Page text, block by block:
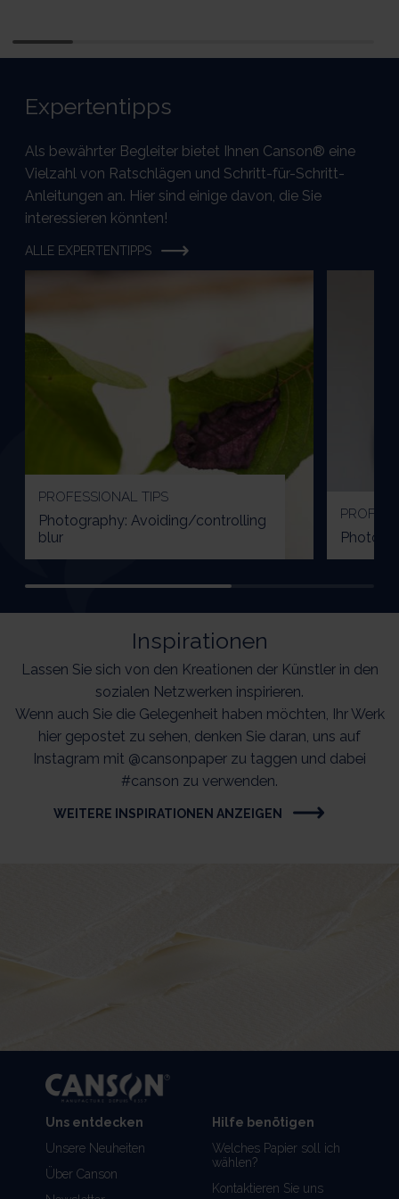
Expertentipps
Als bewährter Begleiter bietet Ihnen Canson® eine
Vielzahl von Ratschlägen und Schritt-für-Schritt-
Anleitungen an. Hier sind einige davon, die Sie
interessieren könnten!
ALLE EXPERTENTIPPS
PROFESSIONAL TIPS
Photography: Avoiding/controlling
blur
Inspirationen
Lassen Sie sich von den Kreationen der Künstler in den
sozialen Netzwerken inspirieren.
Wenn auch Sie die Gelegenheit haben möchten, Ihr Werk
hier gepostet zu sehen, denken Sie daran, uns auf
Instagram mit @cansonpaper zu taggen und dabei
#canson zu verwenden.
WEITERE INSPIRATIONEN ANZEIGEN
Uns entdecken
Unsere Neuheiten
Über Canson
Hilfe benötigen
Welches Papier soll ich
wählen?
Kontaktieren Sie uns